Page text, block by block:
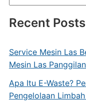
Recent Posts
Service Mesin Las
Mesin Las
Apa Itu E-Waste?
Pengelolaan